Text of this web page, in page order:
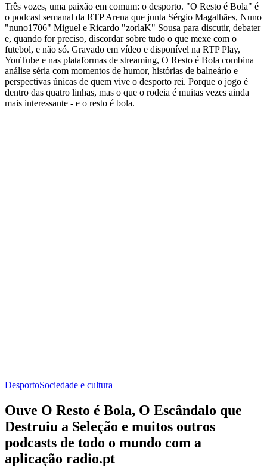
Três vozes, uma paixão em comum: o desporto. "O Resto é Bola" é
o podcast semanal da RTP Arena que junta Sérgio Magalhães, Nuno
"nuno1706" Miguel e Ricardo "zorlaK" Sousa para discutir, debater
e, quando for preciso, discordar sobre tudo o que mexe com o
futebol, e não só. Gravado em vídeo e disponível na RTP Play,
YouTube e nas plataformas de streaming, O Resto é Bola combina
análise séria com momentos de humor, histórias de balneário e
perspectivas únicas de quem vive o desporto rei. Porque o jogo é
dentro das quatro linhas, mas o que o rodeia é muitas vezes ainda
mais interessante - e o resto é bola.
DesportoSociedade e cultura
Ouve O Resto é Bola, O Escândalo que
Destruiu a Seleção e muitos outros
podcasts de todo o mundo com a
aplicação radio.pt